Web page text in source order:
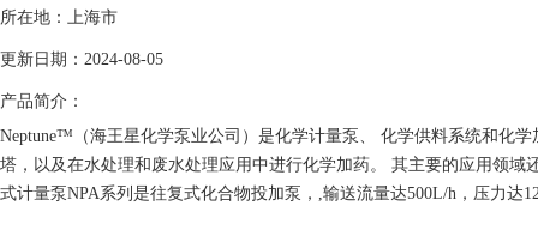
所在地：上海市
更新日期：2024-08-05
产品简介：
Neptune™（海王星化学泵业公司）是化学计量泵、 化学供料系统和化
塔，以及在水处理和废水处理应用中进行化学加药。 其主要的应用领域
式计量泵NPA系列是往复式化合物投加泵，,输送流量达500L/h，压力达